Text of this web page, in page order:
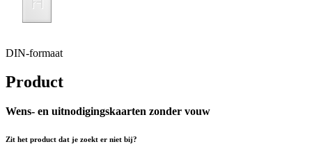
DIN-formaat
Product
Wens- en uitnodigingskaarten zonder vouw
Zit het product dat je zoekt er niet bij?